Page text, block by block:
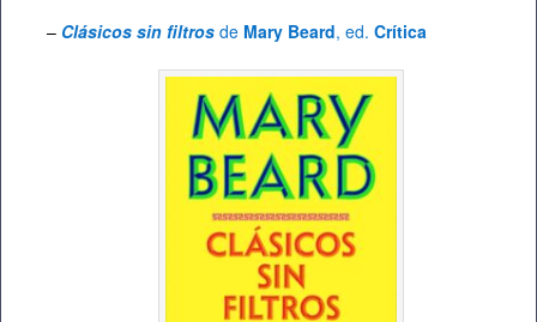
– Clásicos sin filtros de Mary Beard, ed. Crítica